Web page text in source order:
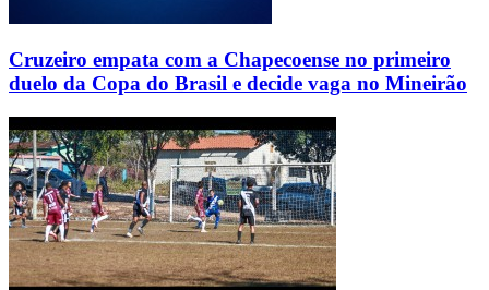
Cruzeiro empata com a Chapecoense no primeiro
duelo da Copa do Brasil e decide vaga no Mineirão